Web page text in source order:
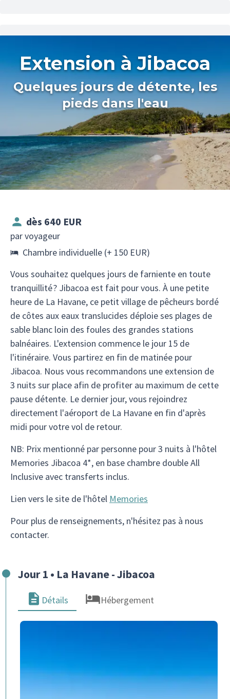
Extension à Jibacoa
Quelques jours de détente, les
pieds dans l'eau
dès 640 EUR
par voyageur
Chambre individuelle (+ 150 EUR)
Vous souhaitez quelques jours de farniente en toute
tranquillité ? Jibacoa est fait pour vous. À une petite
heure de La Havane, ce petit village de pêcheurs bordé
de côtes aux eaux translucides déploie ses plages de
sable blanc loin des foules des grandes stations
balnéaires. L'extension commence le jour 15 de
l'itinéraire. Vous partirez en fin de matinée pour
Jibacoa. Nous vous recommandons une extension de
3 nuits sur place afin de profiter au maximum de cette
pause détente. Le dernier jour, vous rejoindrez
directement l'aéroport de La Havane en fin d'après
midi pour votre vol de retour.
NB: Prix mentionné par personne pour 3 nuits à l'hôtel
Memories Jibacoa 4*, en base chambre double All
Inclusive avec transferts inclus.
Lien vers le site de l'hôtel Memories
Pour plus de renseignements, n'hésitez pas à nous
contacter.
Jour 1 • La Havane - Jibacoa
Détails Hébergement